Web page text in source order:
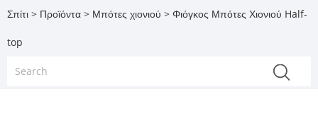
Σπίτι > Προϊόντα > Μπότες χιονιού > Φιόγκος Μπότες Χιονιού Half-
top